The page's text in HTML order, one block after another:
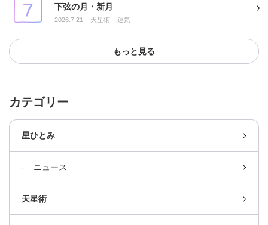
下弦の月・新月
2026.7.21 天星術 運気
もっと見る
カテゴリー
星ひとみ
ニュース
天星術